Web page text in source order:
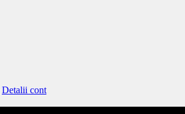
Detalii cont